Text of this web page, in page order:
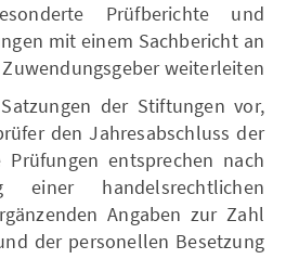
Prüfberichte und
mit einem Sachbericht an
weiterleiten.
der Stiftungen vor,
den Jahresabschluss der
entsprechen nach
handelsrechtlichen
Angaben zur Zahl
der personellen Besetzung